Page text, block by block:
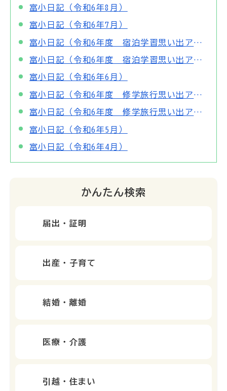
富小日記（令和6年8月）
富小日記（令和6年7月）
富小日記（令和6年度 宿泊学習思い出アルバム～2日目～）
富小日記（令和6年度 宿泊学習思い出アルバム～1日目～）
富小日記（令和6年6月）
富小日記（令和6年度 修学旅行思い出アルバム～2日目～）
富小日記（令和6年度 修学旅行思い出アルバム～1日目～）
富小日記（令和6年5月）
富小日記（令和6年4月）
かんたん検索
届出・証明
出産・子育て
結婚・離婚
医療・介護
引越・住まい